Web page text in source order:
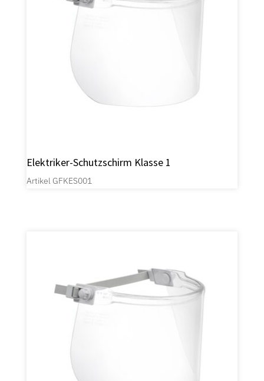
Elektriker-Schutzschirm Klasse 1
Artikel GFKES001